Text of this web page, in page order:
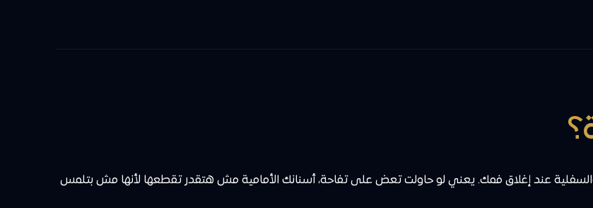
عند إغلاق فمك. يعني لو حاولت تعض على تفاحة، أسنانك الأمامية مش هتقدر تقطعها لأنها مش بتلمس